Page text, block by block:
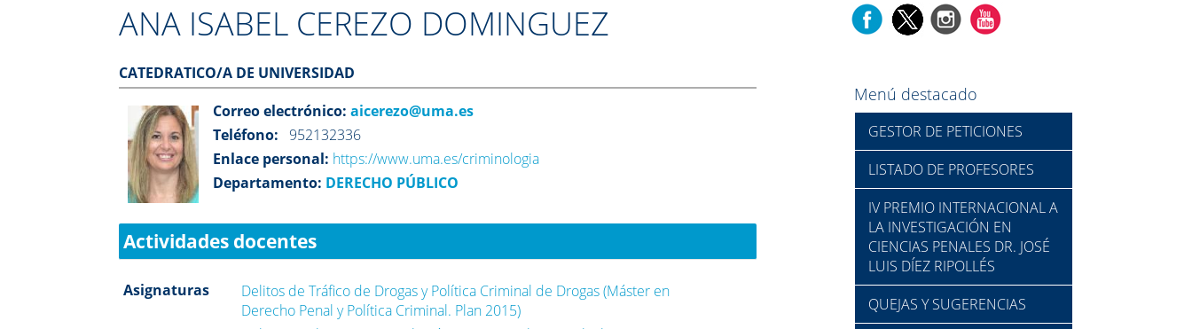
ANA ISABEL CEREZO DOMINGUEZ
CATEDRATICO/A DE UNIVERSIDAD
Correo electrónico: aicerezo@uma.es
Teléfono: 952132336
Enlace personal: https://www.uma.es/criminologia
Departamento: DERECHO PÚBLICO
Actividades docentes
Asignaturas
Delitos de Tráfico de Drogas y Política Criminal de Drogas (Máster en
Derecho Penal y Política Criminal. Plan 2015)
Menú destacado
GESTOR DE PETICIONES
LISTADO DE PROFESORES
IV PREMIO INTERNACIONAL A
LA INVESTIGACIÓN EN
CIENCIAS PENALES DR. JOSÉ
LUIS DÍEZ RIPOLLÉS
QUEJAS Y SUGERENCIAS